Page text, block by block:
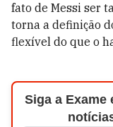
fato de Messi ser
torna a definição
flexível do que o
Siga a